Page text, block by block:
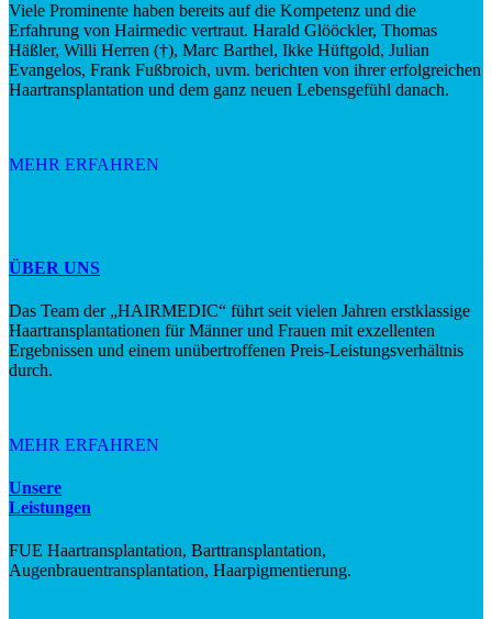
Viele Prominente haben bereits auf die Kompetenz und die
Erfahrung von Hairmedic vertraut. Harald Glööckler, Thomas
Häßler, Willi Herren (†), Marc Barthel, Ikke Hüftgold, Julian
Evangelos, Frank Fußbroich, uvm. berichten von ihrer erfolgreichen
Haartransplantation und dem ganz neuen Lebensgefühl danach.
MEHR ERFAHREN
ÜBER UNS
Das Team der „HAIRMEDIC“ führt seit vielen Jahren erstklassige
Haartransplantationen für Männer und Frauen mit exzellenten
Ergebnissen und einem unübertroffenen Preis-Leistungsverhältnis
durch.
MEHR ERFAHREN
Unsere
Leistungen
FUE Haartransplantation, Barttransplantation,
Augenbrauentransplantation, Haarpigmentierung.